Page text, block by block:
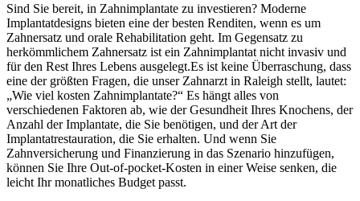
Sind Sie bereit, in Zahnimplantate zu investieren? Moderne
Implantatdesigns bieten eine der besten Renditen, wenn es um
Zahnersatz und orale Rehabilitation geht. Im Gegensatz zu
herkömmlichem Zahnersatz ist ein Zahnimplantat nicht invasiv und
für den Rest Ihres Lebens ausgelegt.Es ist keine Überraschung, dass
eine der größten Fragen, die unser Zahnarzt in Raleigh stellt, lautet:
„Wie viel kosten Zahnimplantate?“ Es hängt alles von
verschiedenen Faktoren ab, wie der Gesundheit Ihres Knochens, der
Anzahl der Implantate, die Sie benötigen, und der Art der
Implantatrestauration, die Sie erhalten. Und wenn Sie
Zahnversicherung und Finanzierung in das Szenario hinzufügen,
können Sie Ihre Out-of-pocket-Kosten in einer Weise senken, die
leicht Ihr monatliches Budget passt.